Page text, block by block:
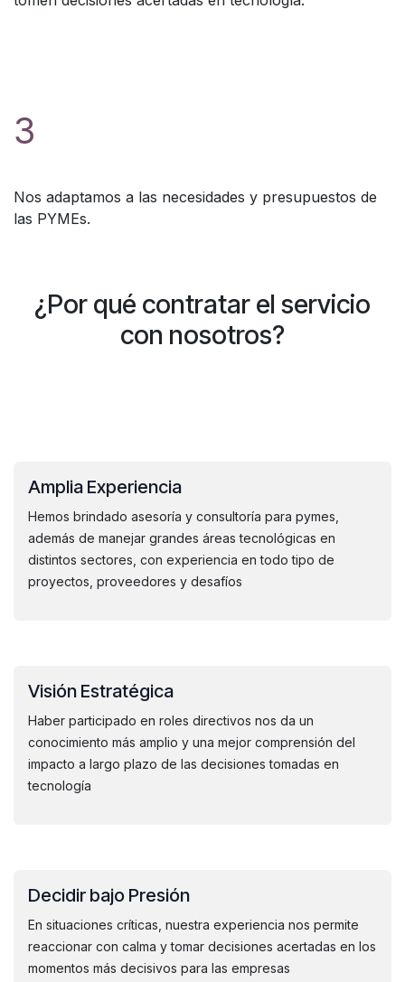
3
Nos adaptamos a las necesidades y presupuestos de
las PYMEs.
¿Por qué contratar el servicio
con nosotros?
Amplia Experiencia
Hemos brindado asesoría y consultoría para pymes,
además de manejar grandes áreas tecnológicas en
distintos sectores, con experiencia en todo tipo de
proyectos, proveedores y desafíos
Visión Estratégica
Haber participado en roles directivos nos da un
conocimiento más amplio y una mejor comprensión del
impacto a largo plazo de las decisiones tomadas en
tecnología
Decidir bajo Presión
En situaciones críticas, nuestra experiencia nos permite
reaccionar con calma y tomar decisiones acertadas en los
momentos más decisivos para las empresas